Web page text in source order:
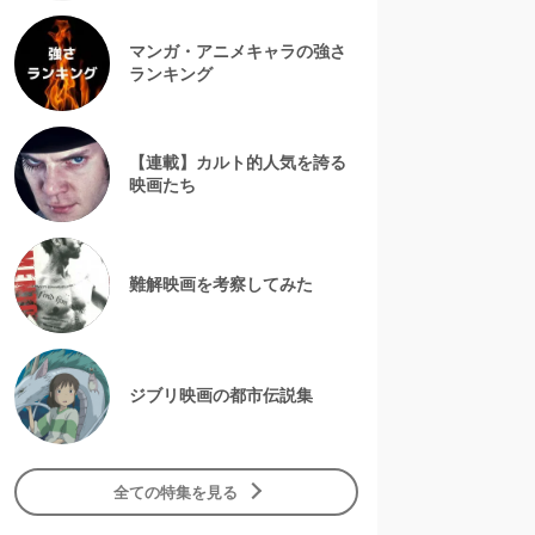
マンガ・アニメキャラの強さ
ランキング
【連載】カルト的人気を誇る
映画たち
難解映画を考察してみた
ジブリ映画の都市伝説集
全ての特集を見る